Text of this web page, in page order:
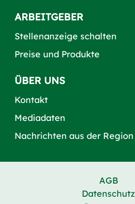
ARBEITGEBER
Stellenanzeige schalten
Preise und Produkte
ÜBER UNS
Kontakt
Mediadaten
Nachrichten aus der Region
AGB
Datenschutz